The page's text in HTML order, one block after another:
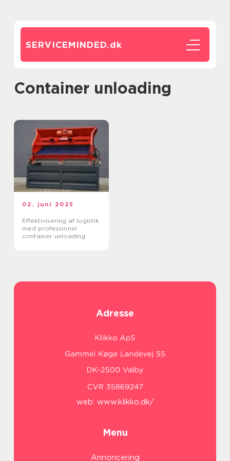
SERVICEMINDED.dk
Container unloading
02. juni 2025
Effektivisering af logistik
med professionel
container unloading
Adresse
web: www.klikko.dk/
Menu
Annoncering